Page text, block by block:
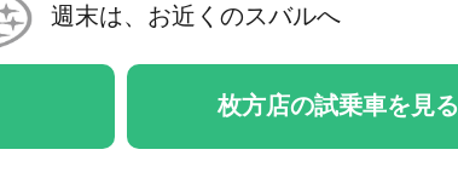
週末は、お近くのスバルへ
枚方店の試乗車を見る